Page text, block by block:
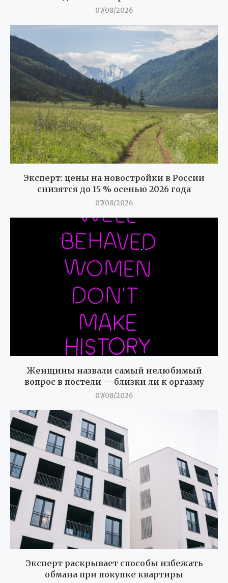
07/08/2026
Эксперт: цены на новостройки в России
снизятся до 15 % осенью 2026 года
07/08/2026
Женщины назвали самый нелюбимый
вопрос в постели — близки ли к оргазму
07/08/2026
Эксперт раскрывает способы избежать
обмана при покупке квартиры